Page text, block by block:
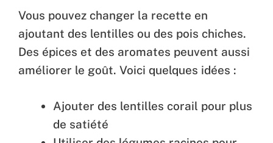
Vous pouvez changer la recette en
ajoutant des lentilles ou des pois chiches.
Des épices et des aromates peuvent aussi
améliorer le goût. Voici quelques idées :
Ajouter des lentilles corail pour plus
de satiété